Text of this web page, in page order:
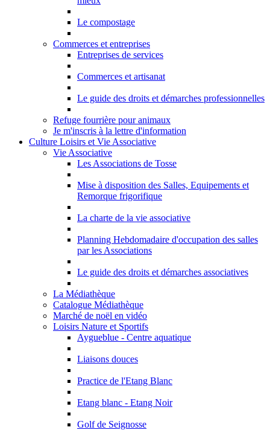
Le compostage
Commerces et entreprises
Entreprises de services
Commerces et artisanat
Le guide des droits et démarches professionnelles
Refuge fourrière pour animaux
Je m'inscris à la lettre d'information
Culture Loisirs et Vie Associative
Vie Associative
Les Associations de Tosse
Mise à disposition des Salles, Equipements et
Remorque frigorifique
La charte de la vie associative
Planning Hebdomadaire d'occupation des salles
par les Associations
Le guide des droits et démarches associatives
La Médiathèque
Catalogue Médiathèque
Marché de noël en vidéo
Loisirs Nature et Sportifs
Aygueblue - Centre aquatique
Liaisons douces
Practice de l'Etang Blanc
Etang blanc - Etang Noir
Golf de Seignosse